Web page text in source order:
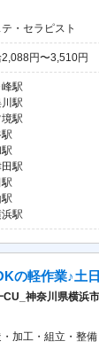
・セラピスト
円〜3,510円
駅
駅
駅
駅
駅
神奈川県横浜
加工・組立・整備